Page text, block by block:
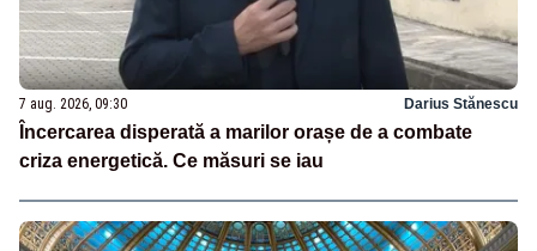
7 aug. 2026, 09:30 Darius Stănescu
Încercarea disperată a marilor orașe de a combate
criza energetică. Ce măsuri se iau